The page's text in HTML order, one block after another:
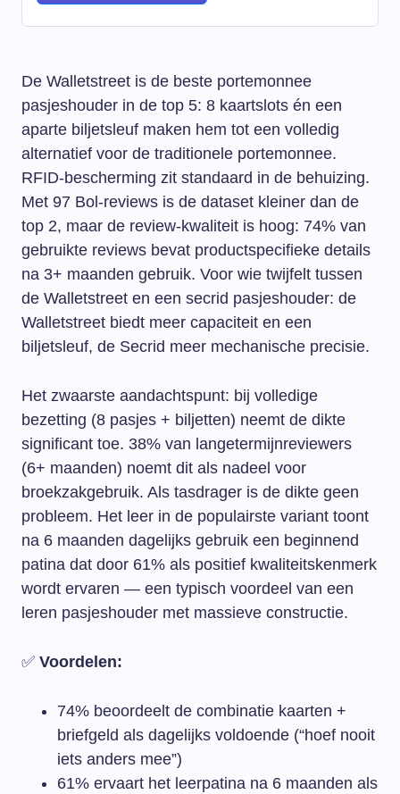
De Walletstreet is de beste portemonnee
pasjeshouder in de top 5: 8 kaartslots én een
aparte biljetsleuf maken hem tot een volledig
alternatief voor de traditionele portemonnee.
RFID-bescherming zit standaard in de behuizing.
Met 97 Bol-reviews is de dataset kleiner dan de
top 2, maar de review-kwaliteit is hoog: 74% van
gebruikte reviews bevat productspecifieke details
na 3+ maanden gebruik. Voor wie twijfelt tussen
de Walletstreet en een secrid pasjeshouder: de
Walletstreet biedt meer capaciteit en een
biljetsleuf, de Secrid meer mechanische precisie.
Het zwaarste aandachtspunt: bij volledige
bezetting (8 pasjes + biljetten) neemt de dikte
significant toe. 38% van langetermijnreviewers
(6+ maanden) noemt dit als nadeel voor
broekzakgebruik. Als tasdrager is de dikte geen
probleem. Het leer in de populairste variant toont
na 6 maanden dagelijks gebruik een beginnend
patina dat door 61% als positief kwaliteitskenmerk
wordt ervaren — een typisch voordeel van een
leren pasjeshouder met massieve constructie.
✅ Voordelen:
74% beoordeelt de combinatie kaarten +
briefgeld als dagelijks voldoende (“hoef nooit
iets anders mee”)
61% ervaart het leerpatina na 6 maanden als